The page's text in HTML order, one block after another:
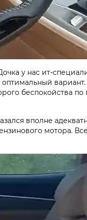
у нас ит-
оптимальный
беспокойства по
вполне
мотора.